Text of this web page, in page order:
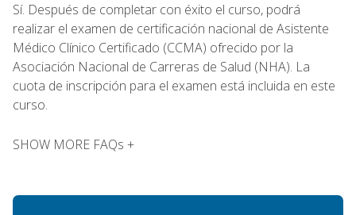
Sí. Después de completar con éxito el curso, podrá
realizar el examen de certificación nacional de Asistente
Médico Clínico Certificado (CCMA) ofrecido por la
Asociación Nacional de Carreras de Salud (NHA). La
cuota de inscripción para el examen está incluida en este
curso.
SHOW MORE FAQs +